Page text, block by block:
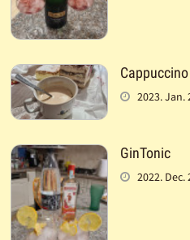
Cappuccino
2023. Jan.
GinTonic
2022. Dec.